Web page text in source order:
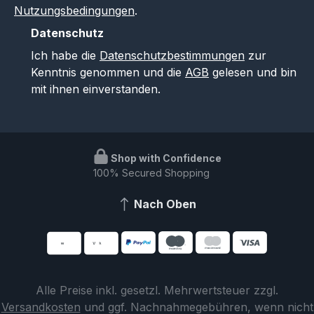
Nutzungsbedingungen.
Datenschutz
Ich habe die Datenschutzbestimmungen zur
Kenntnis genommen und die AGB gelesen und bin
mit ihnen einverstanden.
Shop with Confidence
100% Secured Shopping
Nach Oben
Alle Preise inkl. gesetzl. Mehrwertsteuer zzgl.
Versandkosten und ggf. Nachnahmegebühren, wenn nicht